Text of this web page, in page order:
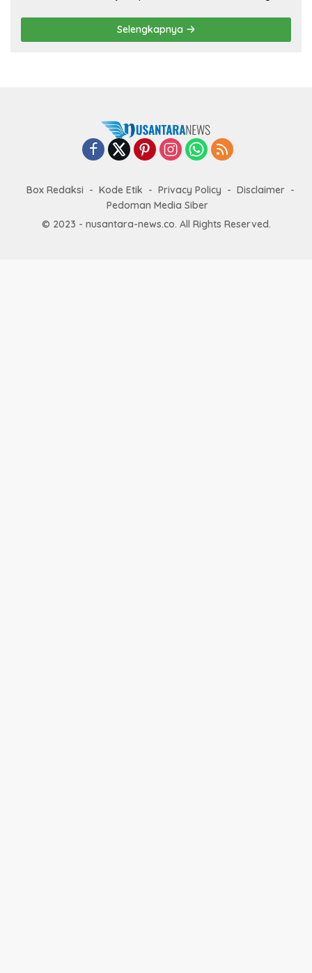
Selengkapnya
Box Redaksi Kode Etik Privacy Policy
Disclaimer
Pedoman Media Siber
© 2023 - nusantara-news.co. All Rights Reserved.